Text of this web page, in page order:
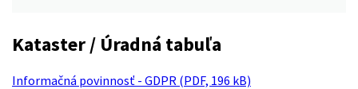
Kataster / Úradná tabuľa
Informačná povinnosť - GDPR (PDF, 196 kB)